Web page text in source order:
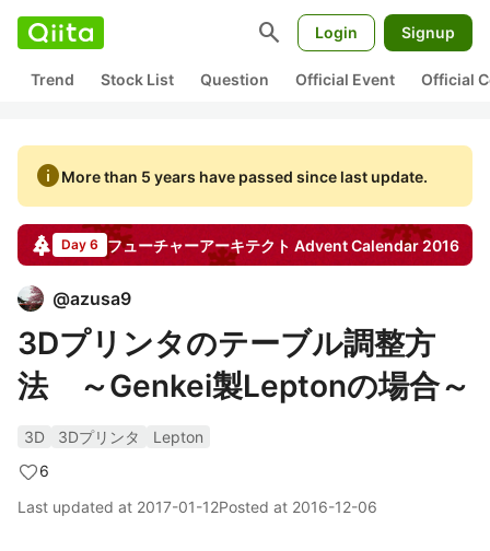
search Login Signup
Trend Stock List Question Official Event Official
infoMore than 5 years have passed since last update.
Day 6 フューチャーアーキテクト Advent Calendar2016
@azusa9
3Dプリンタのテーブル調整方
法 ～Genkei製Leptonの場合～
3D 3Dプリンタ
Lepton
6
Last updated at 2017-01-12Posted at 2016-12-06